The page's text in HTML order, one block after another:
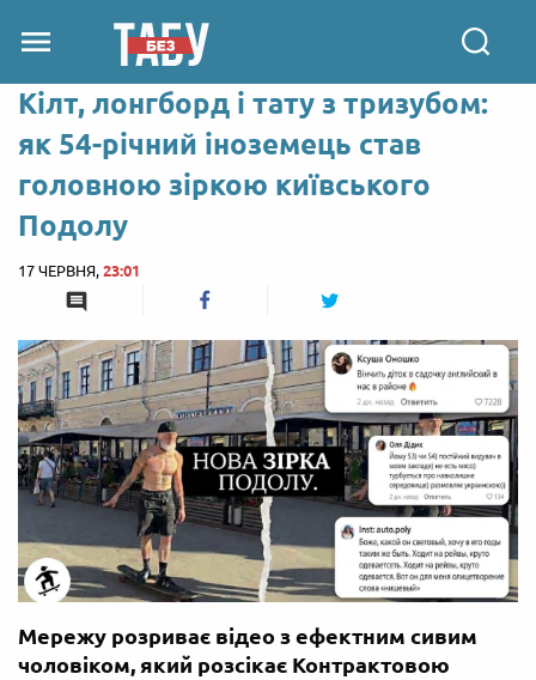
Кілт, лонгборд і тату з тризубом:
як 54-річний іноземець став
головною зіркою київського
Подолу
17 ЧЕРВНЯ, 23:01
Мережу розриває відео з ефектним сивим
чоловіком, який розсікає Контрактовою